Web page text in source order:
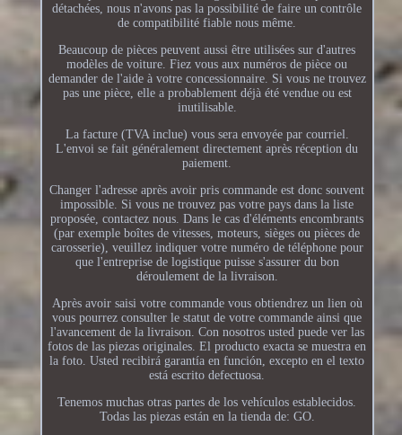
détachées, nous n'avons pas la possibilité de faire un contrôle
de compatibilité fiable nous même.
Beaucoup de pièces peuvent aussi être utilisées sur d'autres
modèles de voiture. Fiez vous aux numéros de pièce ou
demander de l'aide à votre concessionnaire. Si vous ne trouvez
pas une pièce, elle a probablement déjà été vendue ou est
inutilisable.
La facture (TVA inclue) vous sera envoyée par courriel.
L'envoi se fait généralement directement après réception du
paiement.
Changer l'adresse après avoir pris commande est donc souvent
impossible. Si vous ne trouvez pas votre pays dans la liste
proposée, contactez nous. Dans le cas d'éléments encombrants
(par exemple boîtes de vitesses, moteurs, sièges ou pièces de
carosserie), veuillez indiquer votre numéro de téléphone pour
que l'entreprise de logistique puisse s'assurer du bon
déroulement de la livraison.
Après avoir saisi votre commande vous obtiendrez un lien où
vous pourrez consulter le statut de votre commande ainsi que
l'avancement de la livraison. Con nosotros usted puede ver las
fotos de las piezas originales. El producto exacta se muestra en
la foto. Usted recibirá garantía en función, excepto en el texto
está escrito defectuosa.
Tenemos muchas otras partes de los vehículos establecidos.
Todas las piezas están en la tienda de: GO.